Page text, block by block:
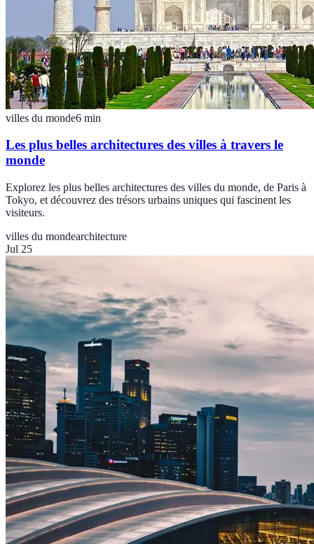
villes du monde6 min
Les plus belles architectures des villes à travers le
monde
Explorez les plus belles architectures des villes du monde, de Paris à
Tokyo, et découvrez des trésors urbains uniques qui fascinent les
visiteurs.
villes du mondearchitecture
Jul 25